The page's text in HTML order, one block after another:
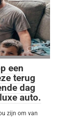
0
een
terug
dag
auto.
zijn om van